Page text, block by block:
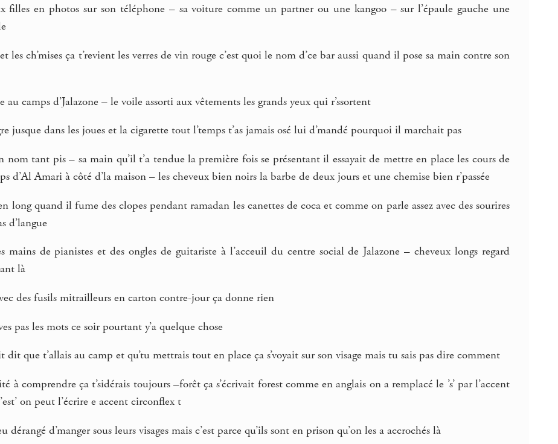
filles en photos sur son téléphone – sa voiture comme un partner ou une kangoo – sur l’épaule gauche une
les ch’mises ça t’revient les verres de vin rouge c’est quoi le nom d’ce bar aussi quand il pose sa main contre son
au camps d’Jalazone – le voile assorti aux vêtements les grands yeux qui r’ssortent
jusque dans les joues et la cigarette tout l’temps t’as jamais osé lui d’mandé pourquoi il marchait pas
nom tant pis – sa main qu’il t’a tendue la première fois se présentant il essayait de mettre en place les cours de
d’Al Amari à côté d’la maison – les cheveux bien noirs la barbe de deux jours et une chemise bien r’passée
long quand il fume des clopes pendant ramadan les canettes de coca et comme on parle assez avec des sourires
d’langue
mains de pianistes et des ongles de guitariste à l’acceuil du centre social de Jalazone – cheveux longs regard
là
des fusils mitrailleurs en carton contre-jour ça donne rien
pas les mots ce soir pourtant y’a quelque chose
dit que t’allais au camp et qu’tu mettrais tout en place ça s’voyait sur son visage mais tu sais pas dire comment
à comprendre ça t’sidérais toujours –forêt ça s’écrivait forest comme en anglais on a remplacé le ’s’ par l’accent
on peut l’écrire e accent circonflex t
dérangé d’manger sous leurs visages mais c’est parce qu’ils sont en prison qu’on les a accrochés là